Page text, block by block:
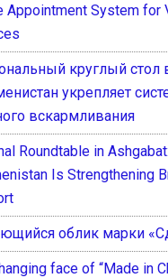
Appointment System for
круглый стол
укрепляет
вскармливания
Roundtable in
Is Strengthening
облик марки
face of “Made in